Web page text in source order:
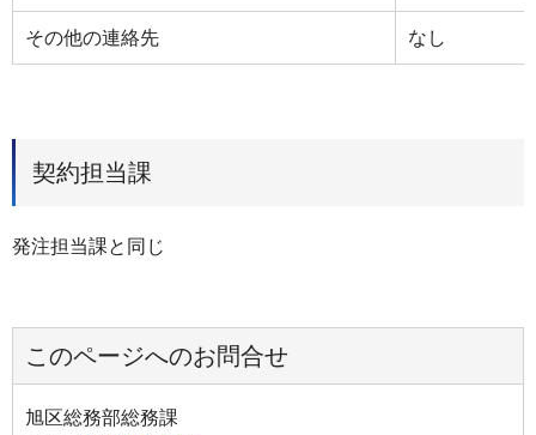
その他の連絡先 なし
契約担当課
発注担当課と同じ
このページへのお問合せ
旭区総務部総務課